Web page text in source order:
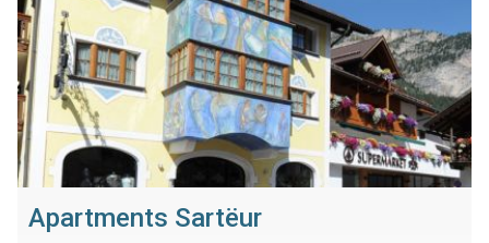
Apartments Sartëur